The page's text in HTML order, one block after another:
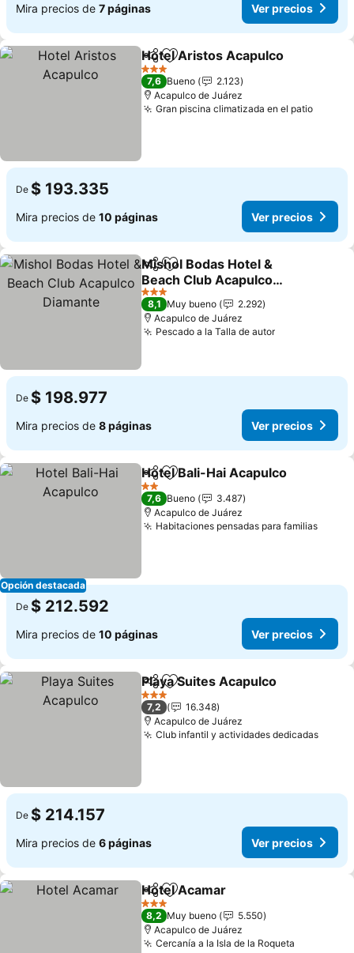
Mira precios de 7 páginas Ver precios
CompartirAgregar a favoritos
Hotel Aristos Acapulco
3 Estrellas
7,6 Bueno
2.123
Acapulco de Juárez
Gran piscina climatizada en el patio
De $ 193.335
Mira precios de 10 páginas Ver precios
CompartirAgregar a favoritos
Mishol Bodas Hotel &
Beach Club Acapulco
Diamante
3 Estrellas
8,1 Muy bueno
2.292
Acapulco de Juárez
Pescado a la Talla de autor
De $ 198.977
Mira precios de 8 páginas Ver precios
Opción destacada
CompartirAgregar a favoritos
Hotel Bali-Hai Acapulco
2 Estrellas
7,6 Bueno
3.487
Acapulco de Juárez
Habitaciones pensadas para familias
De $ 212.592
Mira precios de 10 páginas Ver precios
CompartirAgregar a favoritos
Playa Suites Acapulco
3 Estrellas
7,2
16.348
Acapulco de Juárez
Club infantil y actividades dedicadas
De $ 214.157
Mira precios de 6 páginas Ver precios
CompartirAgregar a favoritos
Hotel Acamar
3 Estrellas
8,2 Muy bueno
5.550
Acapulco de Juárez
Cercanía a la Isla de la Roqueta